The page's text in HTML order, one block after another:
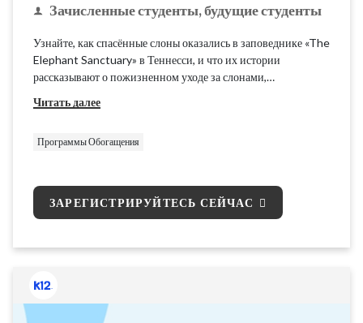
Зачисленные студенты, будущие студенты
Узнайте, как спасённые слоны оказались в заповеднике «The
Elephant Sanctuary» в Теннесси, и что их истории
рассказывают о пожизненном уходе за слонами,
Ознакомьтесь с миссией заповедника и узнайте, что
животными.
Читать далее
Программы Обогащения
ЗАРЕГИСТРИРУЙТЕСЬ СЕЙЧАС